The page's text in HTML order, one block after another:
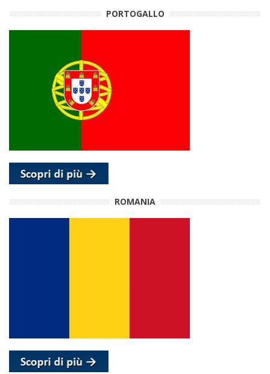
PORTOGALLO
ROMANIA